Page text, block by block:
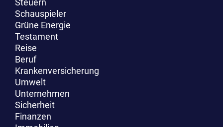
Schauspieler
Grüne Energie
Testament
Reise
Beruf
Krankenversicherung
Umwelt
Unternehmen
Sicherheit
Finanzen